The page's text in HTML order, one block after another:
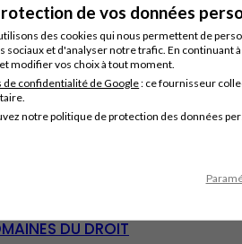
de vos données
des cookies qui nous permettent de
sociaux et d'analyser notre trafic. En continuant
et modifier vos choix à tout moment.
de confidentialité de Google: ce fournisseur
notre politique de protection des données
HUMAINES
DIGITAL
CLIENT
DU DROIT